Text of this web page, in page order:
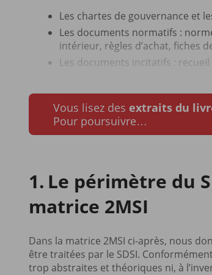
Les chartes de gouvernance et
Les documents normatifs :
intérieur, règles d’achat, fiches
Les documents incitatifs :
Vous lisez des extraits du
Pour poursuivre…
Le périmètre du
matrice 2MSI
Dans la matrice 2MSI ci-après, nous
être traitées par le SDSI.
trop abstraites et théoriques ni, à